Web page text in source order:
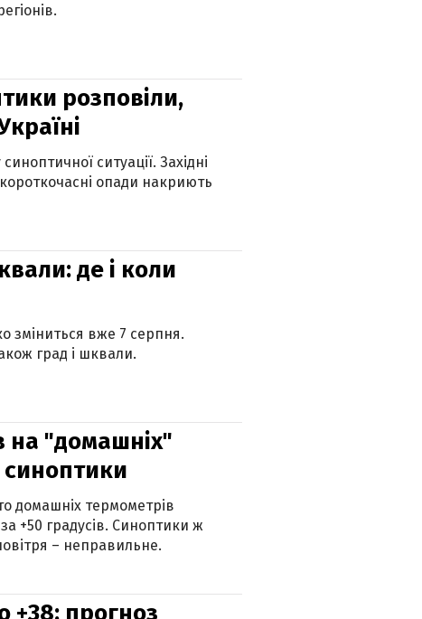
розповіли,
ситуації. Західні
опади накриють
де і коли
зміниться вже 7 серпня.
град і шквали.
на "домашніх"
домашніх термометрів
+50 градусів. Синоптики ж
– неправильне.
+38: прогноз